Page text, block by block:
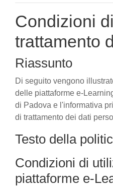
Condizioni
trattamento
Riassunto
Di seguito vengono
delle piattaforme e-
di Padova e l'informativa
di trattamento dei dati
Testo della
Condizioni di
piattaforme e-